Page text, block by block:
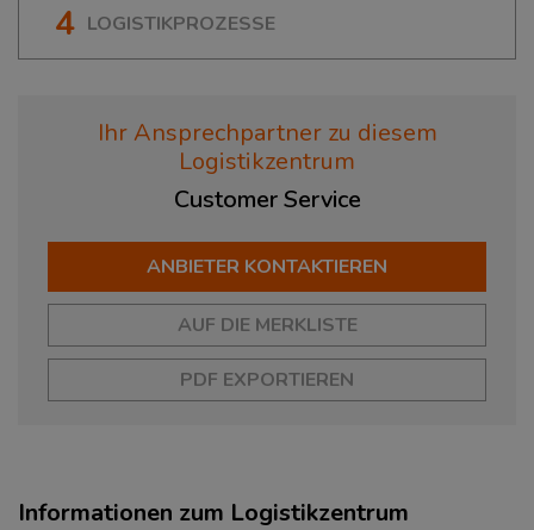
4 LOGISTIKPROZESSE
Ihr Ansprechpartner zu diesem
Logistikzentrum
Customer Service
ANBIETER KONTAKTIEREN
AUF DIE MERKLISTE
PDF EXPORTIEREN
Informationen zum Logistikzentrum